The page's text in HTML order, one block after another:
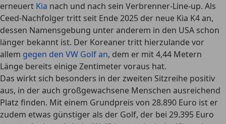
erneuert Kia nach und nach sein Verbrenner-Line-up. Als
Ceed-Nachfolger tritt seit Ende 2025 der neue Kia K4 an,
dessen Namensgebung unter anderem in den USA schon
länger bekannt ist. Der Koreaner tritt hierzulande vor
allem gegen den VW Golf an, dem er mit 4,44 Metern
Länge bereits einige Zentimeter voraus hat.
Das wirkt sich besonders in der zweiten Sitzreihe positiv
aus, in der auch großgewachsene Menschen ausreichend
Platz finden. Mit einem Grundpreis von 28.890 Euro ist er
zudem etwas günstiger als der Golf, der bei 29.395 Euro